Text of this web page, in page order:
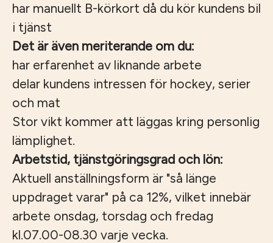
har manuellt B-körkort då du kör kundens bil
i tjänst
Det är även meriterande om du:
har erfarenhet av liknande arbete
delar kundens intressen för hockey, serier
och mat
Stor vikt kommer att läggas kring personlig
lämplighet.
Arbetstid, tjänstgöringsgrad och lön:
Aktuell anställningsform är "så länge
uppdraget varar" på ca 12%, vilket innebär
arbete onsdag, torsdag och fredag
kl.07.00-08.30 varje vecka.